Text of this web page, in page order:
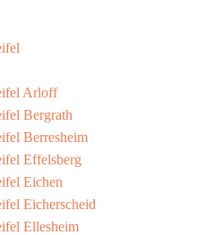
Arloff
Bergrath
Berresheim
Effelsberg
Eichen
Eicherscheid
Ellesheim